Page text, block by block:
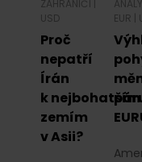
ZAHRANIČÍ
USD
Proč
nepatří
Írán
k nejbohatším
zemím
v Asii?
EUR